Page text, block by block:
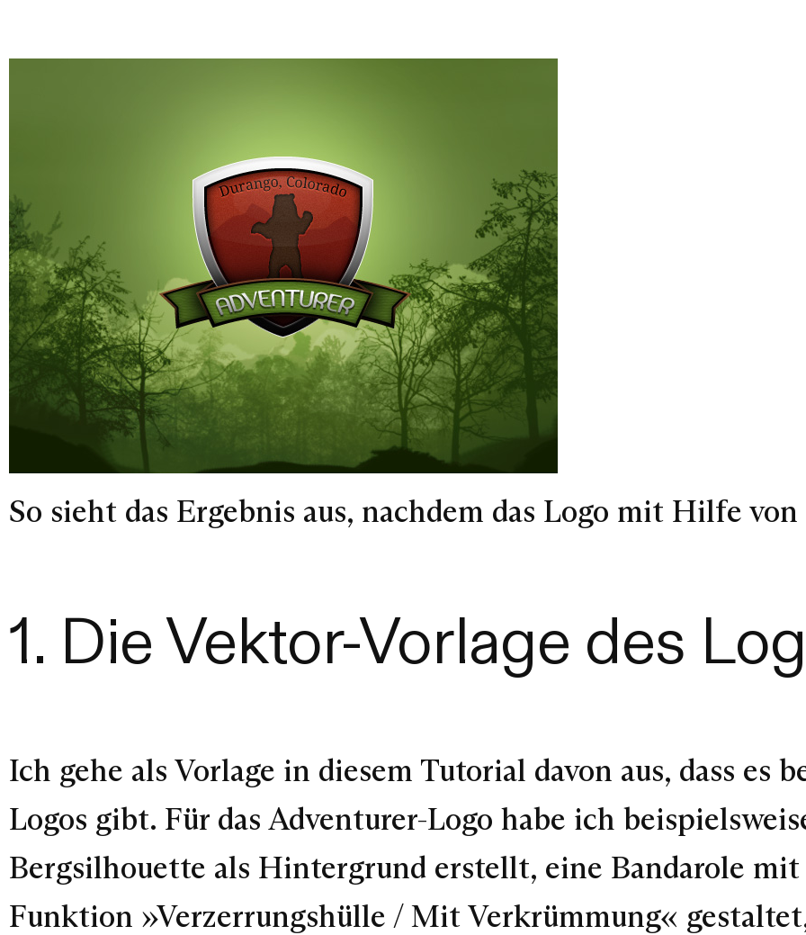
So sieht das Ergebnis aus, nachdem das Logo mit Hilfe
1. Die Vektor-Vorlage des
Ich gehe als Vorlage in diesem Tutorial davon aus, dass es
Logos gibt. Für das Adventurer-Logo habe ich
Bergsilhouette als Hintergrund erstellt, eine Bandarole
Funktion »Verzerrungshülle / Mit Verkrümmung«